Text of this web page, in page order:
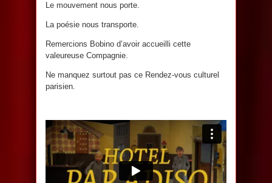
Le mouvement nous porte.
La poésie nous transporte.
Remercions Bobino d’avoir accueilli cette
valeureuse Compagnie.
Ne manquez surtout pas ce Rendez-vous culturel
parisien.